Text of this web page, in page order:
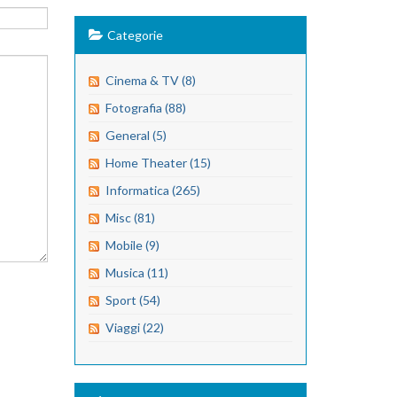
Categorie
Cinema & TV (8)
Fotografia (88)
General (5)
Home Theater (15)
Informatica (265)
Misc (81)
Mobile (9)
Musica (11)
Sport (54)
Viaggi (22)